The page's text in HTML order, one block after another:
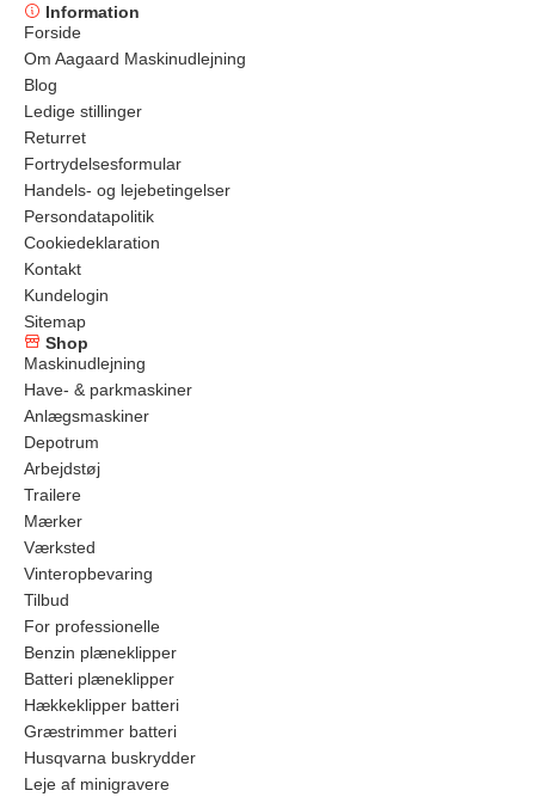
Information
Forside
Om Aagaard Maskinudlejning
Blog
Ledige stillinger
Returret
Fortrydelsesformular
Handels- og lejebetingelser
Persondatapolitik
Cookiedeklaration
Kontakt
Kundelogin
Sitemap
Shop
Maskinudlejning
Have- & parkmaskiner
Anlægsmaskiner
Depotrum
Arbejdstøj
Trailere
Mærker
Værksted
Vinteropbevaring
Tilbud
For professionelle
Benzin plæneklipper
Batteri plæneklipper
Hækkeklipper batteri
Græstrimmer batteri
Husqvarna buskrydder
Leje af minigravere